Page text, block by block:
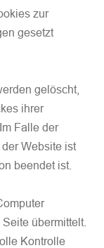
zur
gesetzt
gelöscht,
ihrer
Falle der
Website ist
beendet ist.
übermittelt.
Kontrolle